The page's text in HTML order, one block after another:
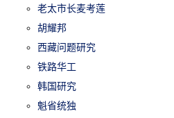
老太市长麦考莲
胡耀邦
西藏问题研究
铁路华工
韩国研究
魁省统独